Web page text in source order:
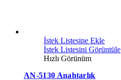
İstek Listesine Ekle
İstek Listesini Görüntüle
Hızlı Görünüm
AN-5130 Anahtarlık